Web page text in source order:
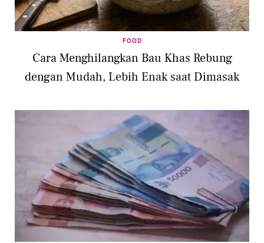
FOOD
Cara Menghilangkan Bau Khas Rebung
dengan Mudah, Lebih Enak saat Dimasak